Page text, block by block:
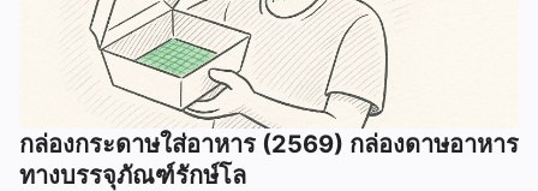
กล่องกระดาษใส่อาหาร (2569) กล่องดาษอาหาร
ทางบรรจุภัณฑ์รักษ์โล